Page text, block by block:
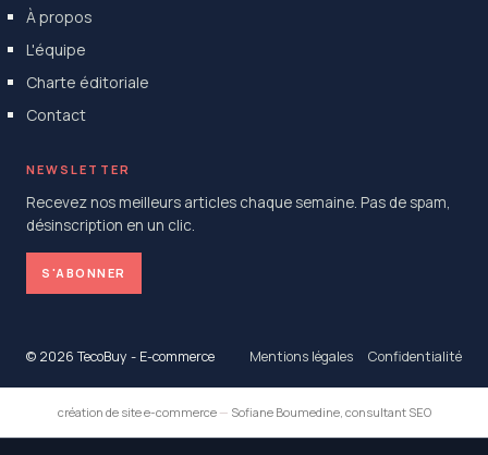
À propos
L'équipe
Charte éditoriale
Contact
NEWSLETTER
Recevez nos meilleurs articles chaque semaine. Pas de spam,
désinscription en un clic.
S'ABONNER
© 2026 TecoBuy - E-commerce Mentions légales Confidentialité
création de site e-commerce— Sofiane Boumedine, consultant SEO